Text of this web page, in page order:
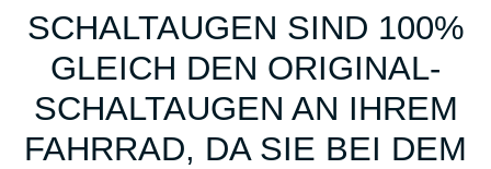
SCHALTAUGEN SIND 100%
GLEICH DEN ORIGINAL-
SCHALTAUGEN AN IHREM
FAHRRAD, DA SIE BEI DEM